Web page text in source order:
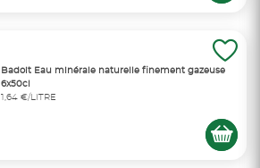
Badoit Eau minérale naturelle finement gazeuse
6x50cl
1,64 €/LITRE